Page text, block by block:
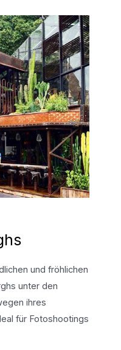
und fröhlichen
unter den
ihres
für Fotoshootings